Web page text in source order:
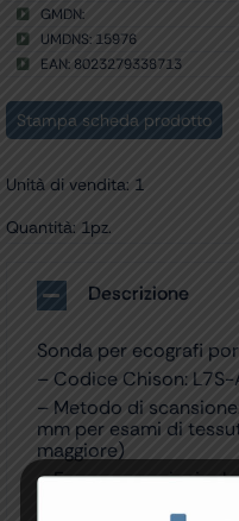
GMDN:
UMDNS: 15976
EAN: 8023279338713
Stampa scheda prodotto
Unità di vendita: 1
Quantità: 1pz.
Descrizione
Sonda per ecografi
– Codice Chison: L7S-
– Metodo di
mm per esami di
maggiore)
– Frequenza
– Range di frequenze